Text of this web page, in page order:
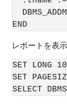
レポートを表
SET LONG
SET